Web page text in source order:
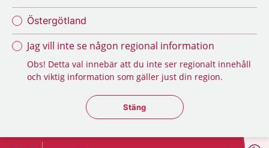
Östergötland
Jag vill inte se någon regional information
Obs! Detta val innebär att du inte ser regionalt innehåll
och viktig information som gäller just din region.
Stäng regionsväljaren
Stäng